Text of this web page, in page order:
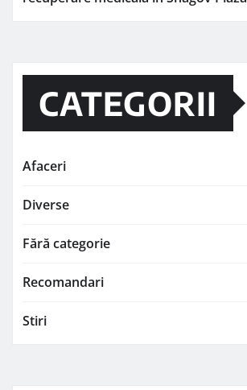
CATEGORII
Afaceri
Diverse
Fără categorie
Recomandari
Stiri